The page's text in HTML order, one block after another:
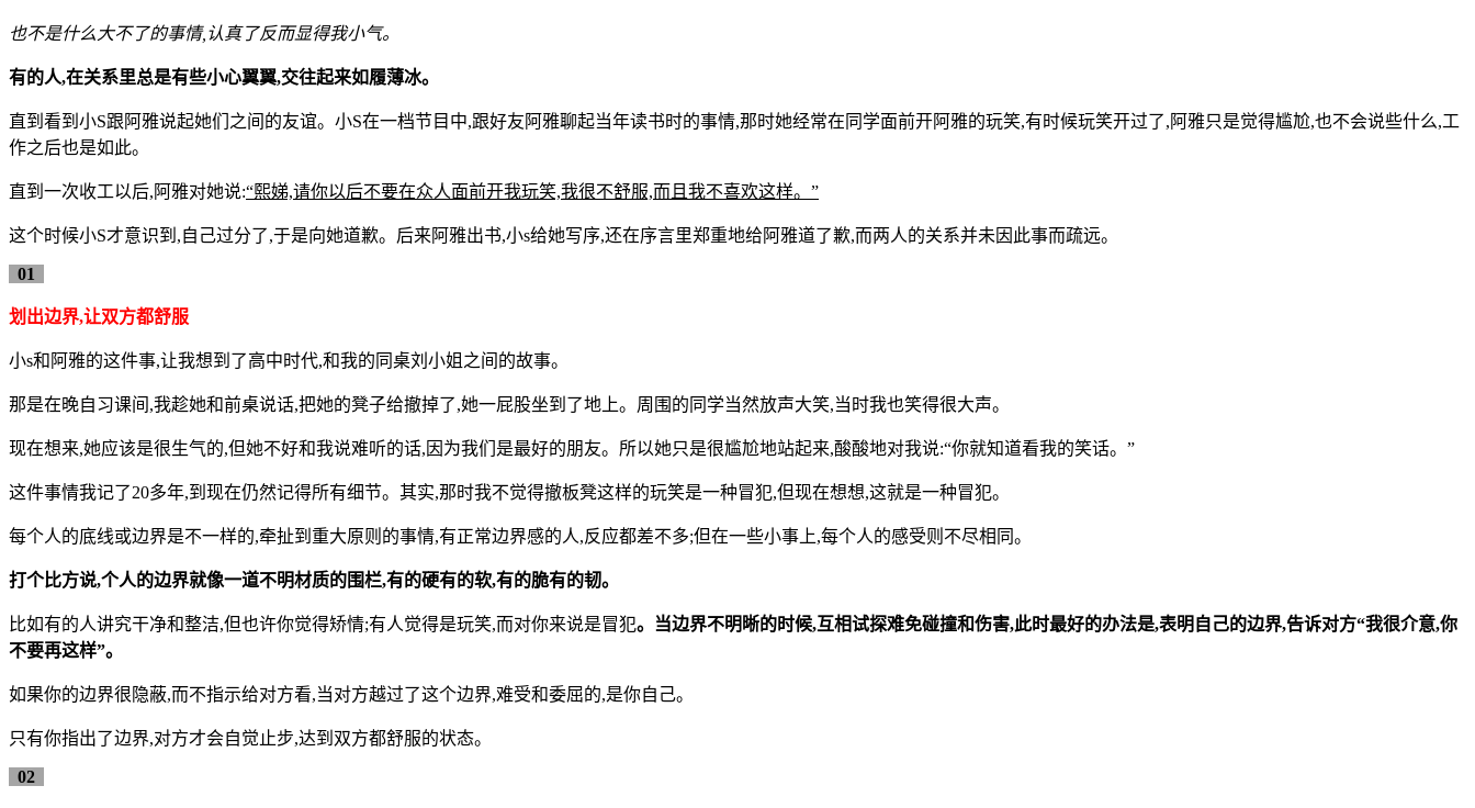
也不是什么大不了的事情,认真了反而显得我小气。
有的人,在关系里总是有些小心翼翼,交往起来如履薄冰。
直到看到小S跟阿雅说起她们之间的友谊。小S在一档节目中,跟好友阿雅聊起当年读书时的事情,那时她经常在同学面前开阿雅的玩笑,有时候玩笑开过了,阿雅只是觉得尴尬,也不会说些什么,工
作之后也是如此。
直到一次收工以后,阿雅对她说:“熙娣,请你以后不要在众人面前开我玩笑,我很不舒服,而且我不喜欢这样。”
这个时候小S才意识到,自己过分了,于是向她道歉。后来阿雅出书,小s给她写序,还在序言里郑重地给阿雅道了歉,而两人的关系并未因此事而疏远。
01
划出边界,让双方都舒服
小s和阿雅的这件事,让我想到了高中时代,和我的同桌刘小姐之间的故事。
那是在晚自习课间,我趁她和前桌说话,把她的凳子给撤掉了,她一屁股坐到了地上。周围的同学当然放声大笑,当时我也笑得很大声。
现在想来,她应该是很生气的,但她不好和我说难听的话,因为我们是最好的朋友。所以她只是很尴尬地站起来,酸酸地对我说:“你就知道看我的笑话。”
这件事情我记了20多年,到现在仍然记得所有细节。其实,那时我不觉得撤板凳这样的玩笑是一种冒犯,但现在想想,这就是一种冒犯。
每个人的底线或边界是不一样的,牵扯到重大原则的事情,有正常边界感的人,反应都差不多;但在一些小事上,每个人的感受则不尽相同。
打个比方说,个人的边界就像一道不明材质的围栏,有的硬有的软,有的脆有的韧。
比如有的人讲究干净和整洁,但也许你觉得矫情;有人觉得是玩笑,而对你来说是冒犯。当边界不明晰的时候,互相试探难免碰撞和伤害,此时最好的办法是,表明自己的边界,告诉对方“我很介意,你
不要再这样”。
如果你的边界很隐蔽,而不指示给对方看,当对方越过了这个边界,难受和委屈的,是你自己。
只有你指出了边界,对方才会自觉止步,达到双方都舒服的状态。
02